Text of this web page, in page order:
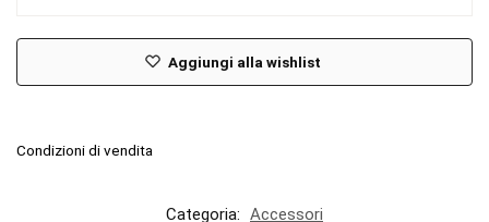
Aggiungi alla wishlist
Condizioni di vendita
Categoria: Accessori